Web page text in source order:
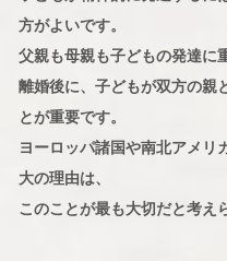
方がよいです。
父親も母親も子どもの発達に
離婚後に、子どもが双方の親
とが重要です。
ヨーロッパ諸国や南北アメリ
大の理由は、
このことが最も大切だと考え